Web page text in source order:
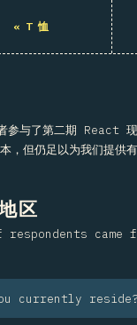
« T 恤
参与了第二期 React
，但仍足以为我们提供
区
came
currently reside?